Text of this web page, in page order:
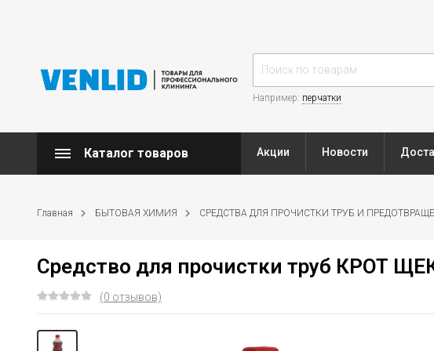
Например: перчатки
Каталог товаров Акции Новости
Главная БЫТОВАЯ ХИМИЯ СРЕДСТВА ДЛЯ ПРОЧИСТКИ ТРУБ И
Средство для прочистки труб КРОТ
(0 отзывов)